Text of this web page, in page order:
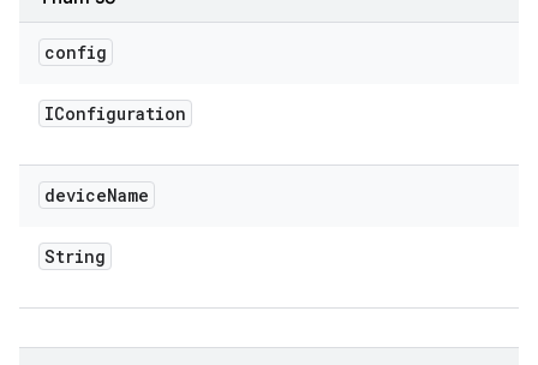
config
IConfiguration
deviceName
String